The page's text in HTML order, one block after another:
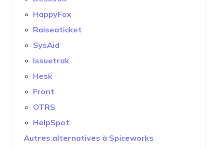
HappyFox
Raiseaticket
SysAid
Issuetrak
Hesk
Front
OTRS
HelpSpot
Autres alternatives à Spiceworks